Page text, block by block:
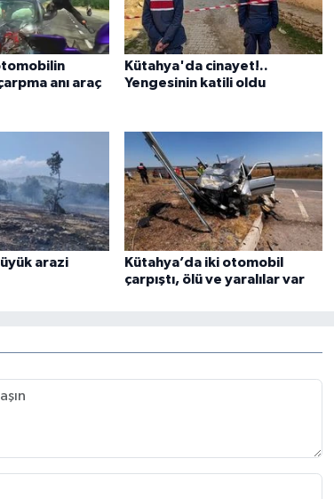
anı araç
Kütahya'da cinayet!..
Yengesinin katili oldu
arazi
Kütahya’da iki otomobil
çarpıştı, ölü ve yaralılar var